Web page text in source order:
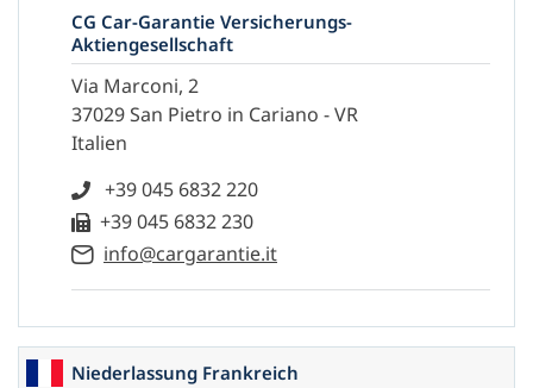
CG Car-Garantie Versicherungs-
Aktiengesellschaft
Via Marconi, 2
37029 San Pietro in Cariano - VR
Italien
+39 045 6832 220
+39 045 6832 230
info@cargarantie.it
Niederlassung Frankreich